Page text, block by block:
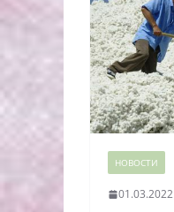
НОВОСТИ
01.03.2022